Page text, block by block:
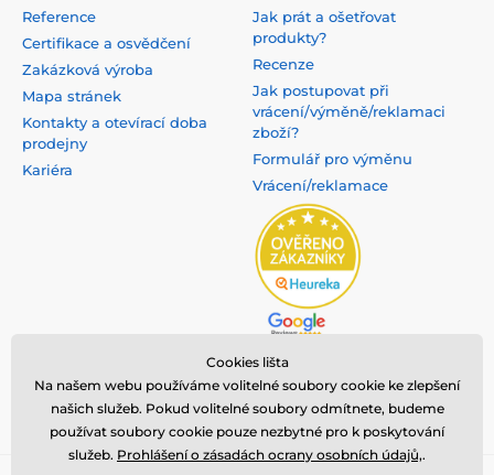
Reference
Certifikace a osvědčení
Zakázková výroba
Mapa stránek
Kontakty a otevírací doba
prodejny
Kariéra
Jak prát a ošetřovat
produkty?
Recenze
Jak postupovat při
vrácení/výměně/reklamaci
zboží?
Formulář pro výměnu
Vrácení/reklamace
Cookies lišta
Na našem webu používáme volitelné soubory cookie ke zlepšení
našich služeb. Pokud volitelné soubory odmítnete, budeme
používat soubory cookie pouze nezbytné pro k poskytování
služeb. Prohlášení o zásadách ocrany osobních údajů,.